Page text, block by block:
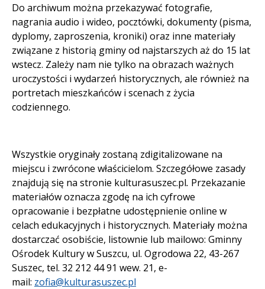
Do archiwum można przekazywać fotografie,
nagrania audio i wideo, pocztówki, dokumenty (pisma,
dyplomy, zaproszenia, kroniki) oraz inne materiały
związane z historią gminy od najstarszych aż do 15 lat
wstecz. Zależy nam nie tylko na obrazach ważnych
uroczystości i wydarzeń historycznych, ale również na
portretach mieszkańców i scenach z życia
codziennego.
Wszystkie oryginały zostaną zdigitalizowane na
miejscu i zwrócone właścicielom. Szczegółowe zasady
znajdują się na stronie kulturasuszec.pl. Przekazanie
materiałów oznacza zgodę na ich cyfrowe
opracowanie i bezpłatne udostępnienie online w
celach edukacyjnych i historycznych. Materiały można
dostarczać osobiście, listownie lub mailowo: Gminny
Ośrodek Kultury w Suszcu, ul. Ogrodowa 22, 43-267
Suszec, tel. 32 212 44 91 wew. 21, e-
mail: zofia@kulturasuszec.pl